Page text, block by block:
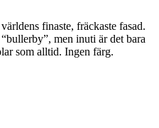
finaste, fräckaste fasad.
men inuti är det bara
som alltid. Ingen färg.